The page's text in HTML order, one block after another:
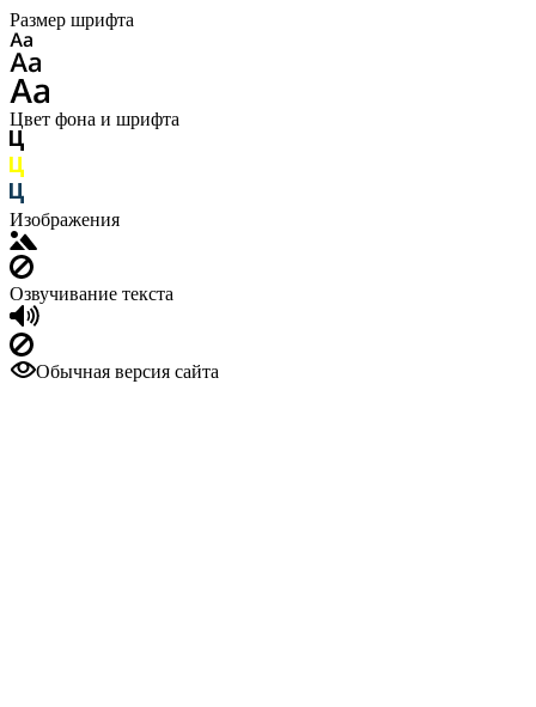
Размер шрифта
Цвет фона и шрифта
Изображения
Озвучивание текста
Обычная версия сайта